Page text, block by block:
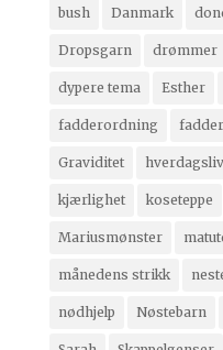
bush Danmark
Dropsgarn drømmer
dypere tema Esther
fadderordning
Graviditet hverdagsliv
kjærlighet koseteppe
Mariusmønster
månedens strikk
nødhjelp Nøstebarn